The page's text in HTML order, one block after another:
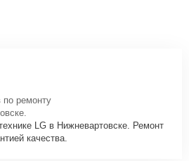
по ремонту
LG в Нижневартовске. Ремонт
качества.